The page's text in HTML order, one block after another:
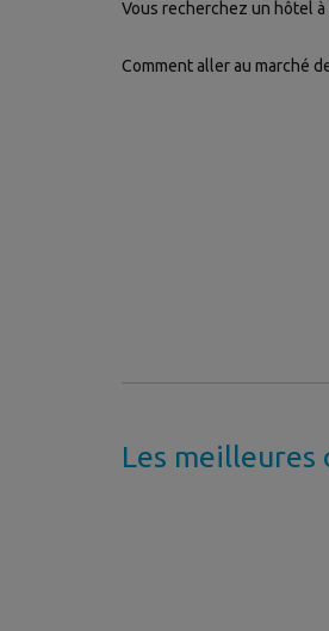
Vous recherchez un hôtel
Comment aller au marché
Les meilleures